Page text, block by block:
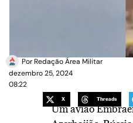
PorRedação Área Militar
dezembro 25, 2024
08:22
X Threads
Um avião